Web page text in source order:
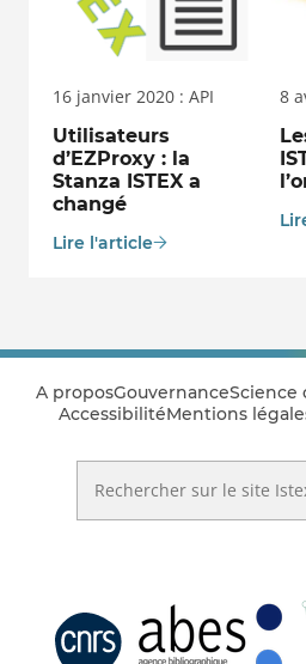
16 janvier 2020 : API
Utilisateurs
d’EZProxy : la
Stanza ISTEX a
changé
Lire l'article
8
A proposGouvernanceScience
AccessibilitéMentions